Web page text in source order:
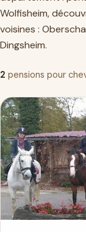
Wolfisheim,
voisines :
Dingsheim.
2 pensions pour